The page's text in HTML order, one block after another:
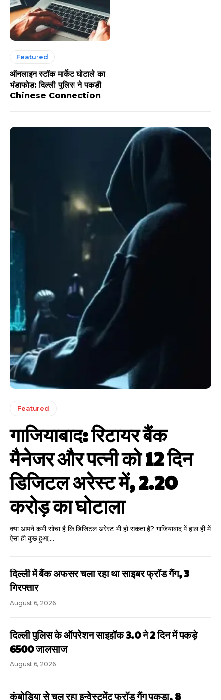
Featured
ऑनलाइन स्टॉक मार्केट घोटाले का
भंडाफोड़: दिल्ली पुलिस ने पकड़ी
Chinese Connection
Featured
गाजियाबाद: रिटायर बैंक
मैनेजर और पत्नी को 12 दिन
डिजिटल अरेस्ट में, 2.20
करोड़ का घोटाला
क्या आपने कभी सोचा है कि डिजिटल अरेस्ट भी हो सकता है? गाजियाबाद में हाल ही में
ऐसा ही कुछ हुआ,...
दिल्ली में बैंक अफसर चला रहा था साइबर फ्रॉड गैंग, 3
गिरफ्तार
August 6, 2026
दिल्ली पुलिस के ऑपरेशन साइहॉक 3.0 ने 2 दिन में पकड़े
6500 जालसाज
August 6, 2026
कंबोडिया से चल रहा इन्वेस्टमेंट फ्रॉड गैंग पकड़ा, 8